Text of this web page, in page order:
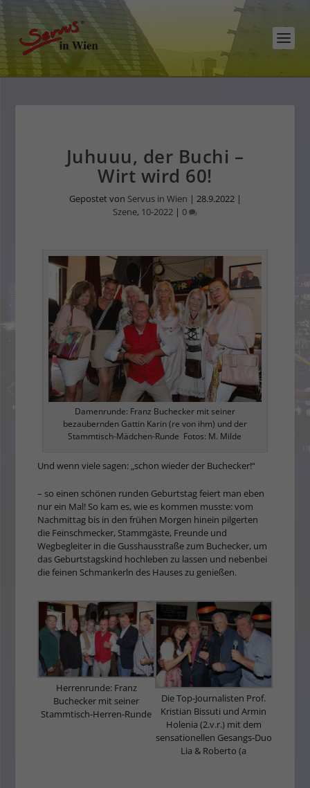
Juhuuu, der Buchi –
Wirt wird 60!
Gepostet von Servus in Wien | 28.9.2022|
Szene, 10-2022 | 0
Damenrunde: Franz Buchecker mit seiner
bezaubernden Gattin Karin (re von ihm) und der
Stammtisch-Mädchen-Runde Fotos: M. Milde
Und wenn viele sagen: „schon wieder der Buchecker!“
– so einen schönen runden Geburtstag feiert man eben
nur ein Mal! So kam es, wie es kommen musste: vom
Nachmittag bis in den frühen Morgen hinein pilgerten
die Feinschmecker, Stammgäste, Freunde und
Wegbegleiter in die Gusshausstraße zum Buchecker, um
das Geburtstagskind hochleben zu lassen und nebenbei
die feinen Schmankerln des Hauses zu genießen.
Herrenrunde: Franz
Buchecker mit seiner
Stammtisch-Herren-Runde
Die Top-Journalisten Prof.
Kristian Bissuti und Armin
Holenia (2.v.r.) mit dem
sensationellen Gesangs-Duo
Lia & Roberto (a